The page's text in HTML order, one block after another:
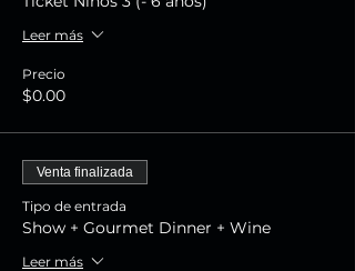
Leer más
Precio
$0.00
Venta finalizada
Tipo de entrada
Show + Gourmet Dinner + Wine
Leer más